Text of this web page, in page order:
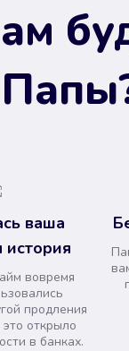
ваша
история
вовремя
продления
открыло
в банках.